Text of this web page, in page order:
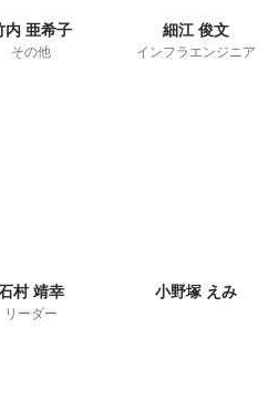
内 亜希子
その他
細江 俊文
インフラエンジニア
村 靖幸
リーダー
小野塚 えみ